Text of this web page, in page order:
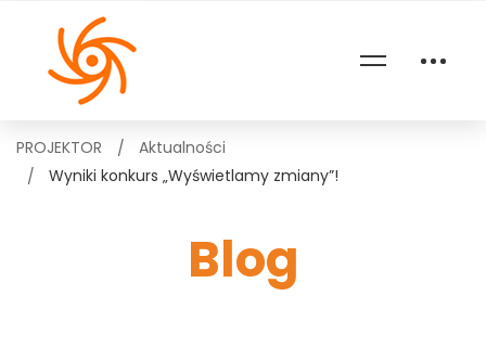
Blog
PROJEKTOR
Aktualności
Wyniki konkurs „Wyświetlamy zmiany”!